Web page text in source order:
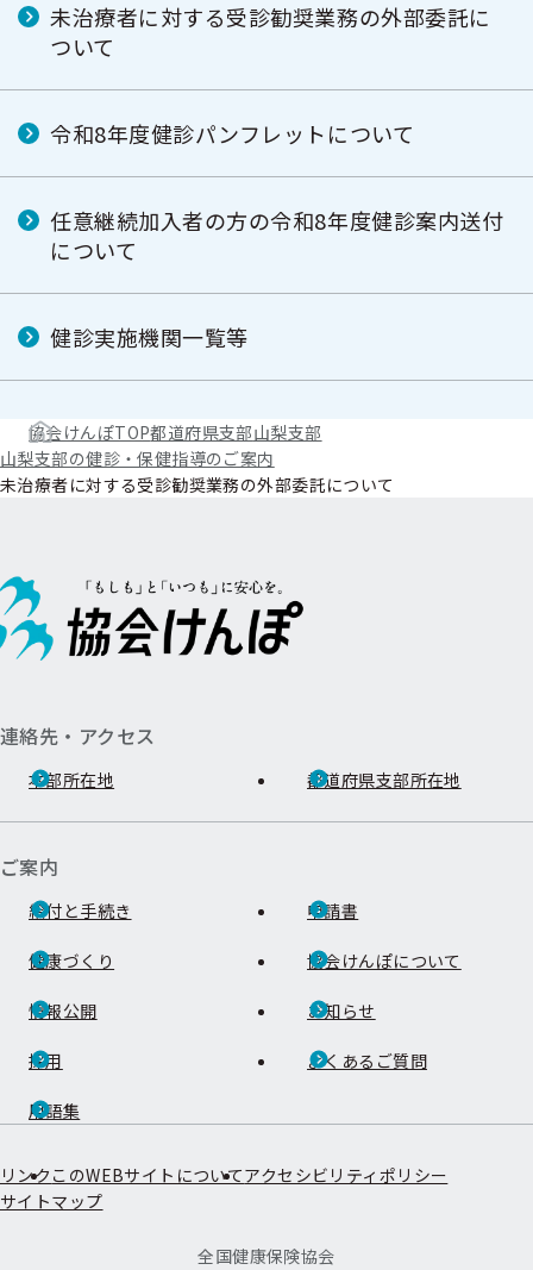
未治療者に対する受診勧奨業務の外部委託に
ついて
令和8年度健診パンフレットについて
任意継続加入者の方の令和8年度健診案内送付
について
健診実施機関一覧等
協会けんぽTOP都道府県支部山梨支部
山梨支部の健診・保健指導のご案内
未治療者に対する受診勧奨業務の外部委託について
連絡先・アクセス
本部所在地 都道府県支部所在地
ご案内
給付と手続き 申請書
健康づくり 協会けんぽについて
情報公開 お知らせ
採用 よくあるご質問
用語集
リンク このWEBサイトについてアクセシビリティポリシー
サイトマップ
全国健康保険協会